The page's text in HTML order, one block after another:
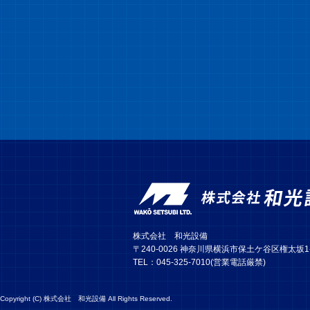
株式会社 和光設備
〒240-0026 神奈川県横浜市保土ケ谷区権太坂
TEL：045-325-7010(営業電話厳禁)
Copyright (C) 株式会社 和光設備 All Rights Reserved.